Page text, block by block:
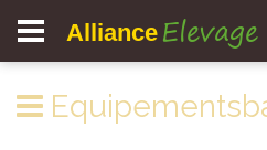
Alliance Elevage